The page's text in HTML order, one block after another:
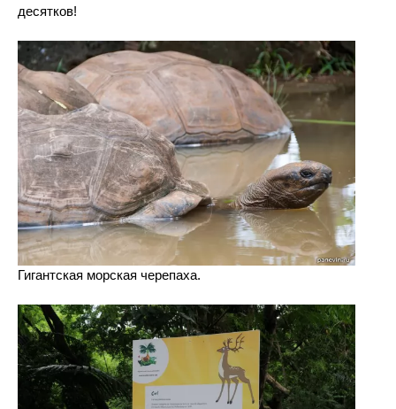
десятков!
Гигантская морская черепаха.